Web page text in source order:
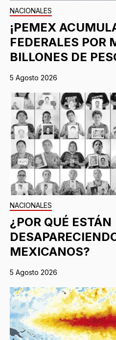
NACIONALES
¡PEMEX
FEDERALES POR
BILLONES DE
5 Agosto 2026
NACIONALES
¿POR QUÉ ESTÁN
MEXICANOS?
5 Agosto 2026